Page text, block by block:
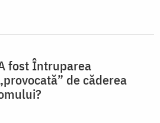
fost Întruparea
de căderea